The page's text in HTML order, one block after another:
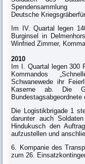
Deutsche
Im IV. Quartal legen
Burginsel in
Winfried Zimmer,
2010
Im I. Quartal legen 300
Kommandos
Schwanewede ihr
Kaserne ab. Die
Bundestagsabgeordnete
Die Logistikbrigade 1
darunter auch
Hindukusch den
aufzustellen und
6. Kompanie des
zum 26.